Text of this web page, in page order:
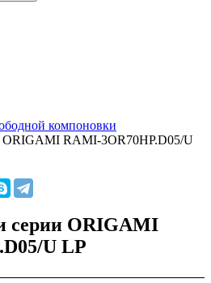
компоновки
RAMI-3OR70HP.D05/U
серии ORIGAMI
U LP